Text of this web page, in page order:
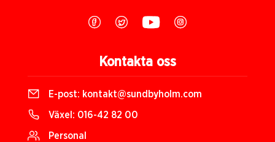
Kontakta oss
E-post: kontakt@sundbyholm.com
Växel: 016-42 82 00
Personal